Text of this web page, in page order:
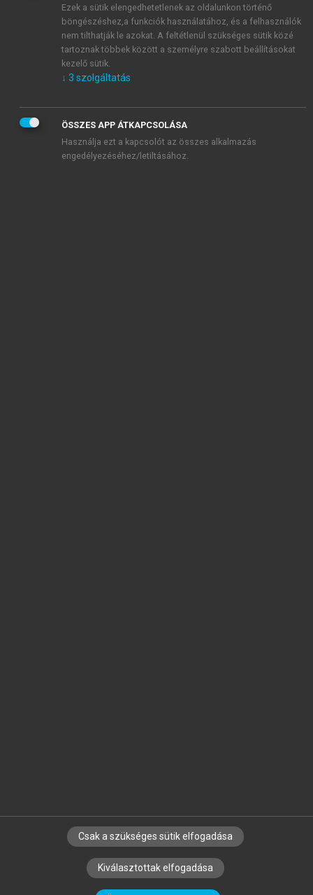
veszem és elfogadom.
Általános vásárlási feltételeket, valamint a szotar.netés a
mersz.huoldalak licencszerződéseiben foglaltakat
tudomásul veszem és elfogadom.
KIPRÓBÁLOM
SZERZŐKNEK CÉGEKNEK KÖNYVTÁROSOKNAK
SZERKESZTÉSI ÉS LEKTORÁLÁSI ALAPELVEK
Ezek a sütik elengedhetetlenek az oldalunkon történő
böngészéshez,a funkciók használatához, és a felhasználók
nem tilthatják le azokat. A feltétlenül szükséges sütik közé
tartoznak többek között a személyre szabott beállításokat
kezelő sütik.
↓ 3 szolgáltatás
ÖSSZES APP ÁTKAPCSOLÁSA
Használja ezt a kapcsolót az összes alkalmazás
engedélyezéséhez/letiltásához.
Csak a szükséges sütik elfogadása
Kiválasztottak elfogadása